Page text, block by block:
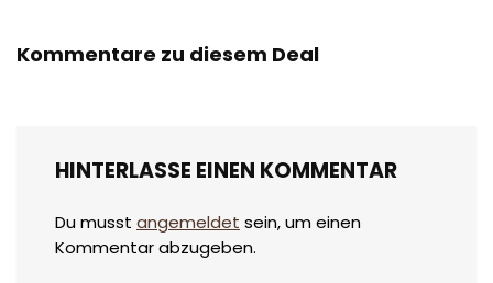
Kommentare zu diesem Deal
HINTERLASSE EINEN KOMMENTAR
Du musst angemeldet sein, um einen
Kommentar abzugeben.